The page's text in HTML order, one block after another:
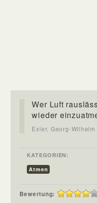
Wer Luft
wieder
Exler, Georg-Wilhelm
KATEGORIEN:
Atmen
Bewertung: